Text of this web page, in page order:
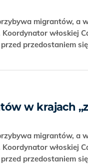
migrantów, a
włoskiej
przedostaniem
w krajach
migrantów, a
włoskiej
przedostaniem